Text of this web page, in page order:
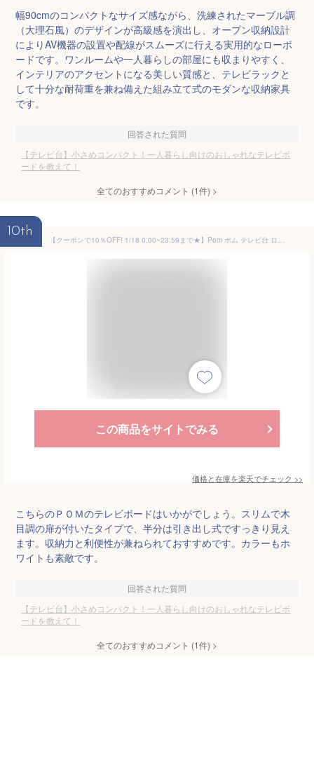
幅90cmのコンパクトなサイズ感ながら、洗練されたマーブル調
（大理石風）のデザインが高級感を演出し、オープン収納設計
によりAV機器の設置や配線がスムーズに行える実用的なローボ
ードです。ワンルームや一人暮らしの部屋にも収まりやすく、
インテリアのアクセントになる美しい質感と、テレビラックと
して十分な耐荷重を兼ね備えた組み立て式のモダンな収納家具
です。
回答された質問
【テレビ台】小さめコンパクト！一人暮らし向けのおしゃれなテレビボ
ードを教えて！
全てのおすすめコメント (1件) >
10th
【クーポンで10％OFF! 1/18 0:00~23:59まで★】Pom ポム テレビ台 ローボード TV台 棚 tv スリム コンパクト フラットデザイン ノイズレス フロート脚 収納 一人暮らし ワンルーム AV機器 木目調 タイプ 幅100 引き出し 扉 吹き抜け コードスリット ディスプレイ
この商品をサイトでみる
価格と在庫を楽天でチェック >>
こちらのＰＯＭのテレビボードはいかがでしょう。スリムで木
目調の扉が付いたタイプで、半分は引き出し式ですっきり見え
ます。収納力と利便性が兼ねられておすすめです。カラーもホ
ワイトも素敵です。
回答された質問
【テレビ台】小さめコンパクト！一人暮らし向けのおしゃれなテレビボ
ードを教えて！
全てのおすすめコメント (1件) >